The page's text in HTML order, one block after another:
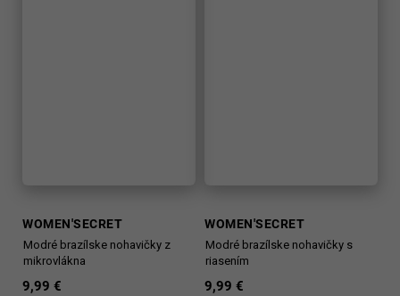
WOMEN'SECRET
Modré brazílske nohavičky z
mikrovlákna
9,99 €
WOMEN'SECRET
Modré brazílske nohavičky s
riasením
9,99 €